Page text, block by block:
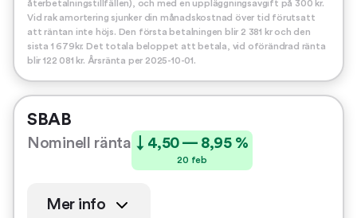
återbetalningstillfällen), och med en uppläggningsavgift på 300 kr.
Vid rak amortering sjunker din månadskostnad över tid förutsatt
att räntan inte höjs. Den första betalningen blir 2 381 kr och den
sista 1 679kr. Det totala beloppet att betala, vid oförändrad ränta
blir 122 081 kr. Årsränta per 2025-10-01.
SBAB
Nominell ränta ↓ 4,50 — 8,95 %
20 feb
Mer info